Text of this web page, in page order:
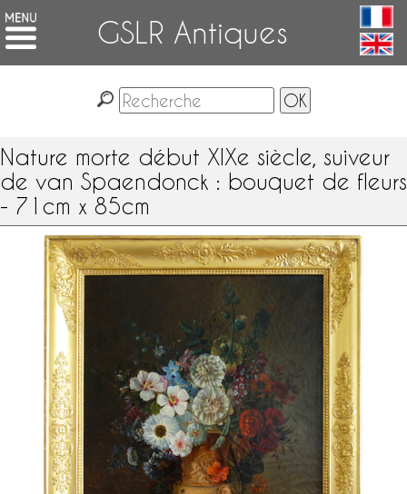
GSLR Antiques
Nature morte début XIXe siècle, suiveur
de van Spaendonck : bouquet de fleurs
- 71cm x 85cm